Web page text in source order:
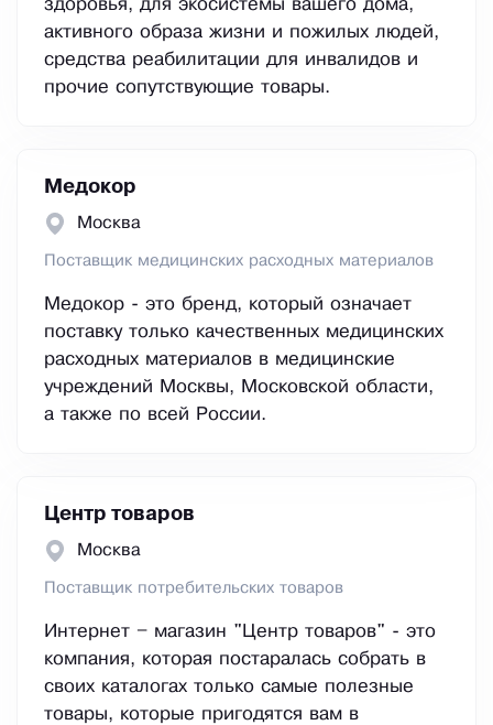
здоровья, для экосистемы вашего дома,
активного образа жизни и пожилых людей,
средства реабилитации для инвалидов и
прочие сопутствующие товары.
Медокор
Москва
Поставщик медицинских расходных материалов
Медокор - это бренд, который означает
поставку только качественных медицинских
расходных материалов в медицинские
учреждений Москвы, Московской области,
а также по всей России.
Центр товаров
Москва
Поставщик потребительских товаров
Интернет – магазин "Центр товаров" - это
компания, которая постаралась собрать в
своих каталогах только самые полезные
товары, которые пригодятся вам в